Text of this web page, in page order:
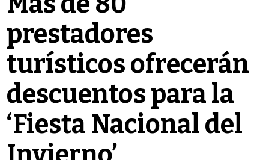
prestadores
turísticos ofrecerán
descuentos para la
‘Fiesta Nacional del